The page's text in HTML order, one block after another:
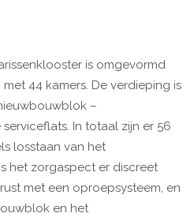
is omgevormd
44 kamers. De verdieping is
–
In totaal zijn er 56
losstaan van het
het zorgaspect er discreet
met een oproepsysteem, en
en het